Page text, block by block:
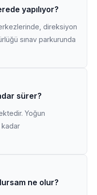
yapılıyor?
direksiyon
sınav parkurunda
sürer?
Yoğun
ne olur?